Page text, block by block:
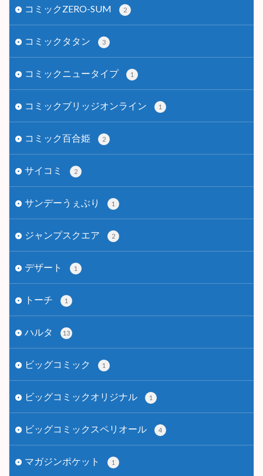
コミックZERO-SUM 2
コミックタタン 3
コミックニュータイプ 1
コミックブリッジオンライン 1
コミック百合姫 2
サイコミ 2
サンデーうぇぶり 1
ジャンプスクエア 2
デザート 1
トーチ 1
ハルタ 13
ビッグコミック 1
ビッグコミックオリジナル 1
ビッグコミックスペリオール 4
マガジンポケット 1